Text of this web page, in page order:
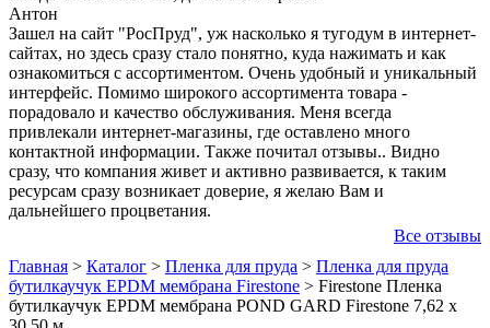
Антон
Зашел на сайт "РосПруд", уж насколько я тугодум в интернет-
сайтах, но здесь сразу стало понятно, куда нажимать и как
ознакомиться с ассортиментом. Очень удобный и уникальный
интерфейс. Помимо широкого ассортимента товара -
порадовало и качество обслуживания. Меня всегда
привлекали интернет-магазины, где оставлено много
контактной информации. Также почитал отзывы.. Видно
сразу, что компания живет и активно развивается, к таким
ресурсам сразу возникает доверие, я желаю Вам и
дальнейшего процветания.
Все отзывы
Главная > Каталог > Пленка для пруда > Пленка для пруда
бутилкаучук EPDM мембрана Firestone > Firestone Пленка
бутилкаучук EPDM мембрана POND GARD Firestone 7,62 х